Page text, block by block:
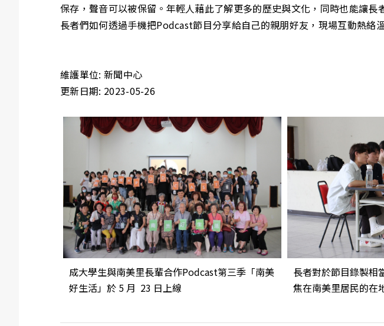
保存，聲音可以被保留。年輕人藉此了解更多的歷史與文化，同時也能讓
長者們如何透過手機把Podcast節目分享給自己的親朋好友，現場互動熱絡
維護單位: 新聞中心
更新日期: 2023-05-26
成大學生與南美里長輩合作Podcast第三季「南美
好生活」於 5 月 23 日上線
長者對於節目錄製相
焦在南美里居民的在